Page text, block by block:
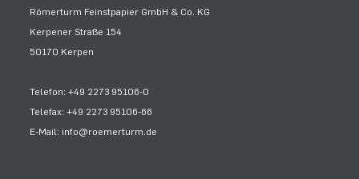
Römerturm Feinstpapier GmbH & Co. KG
Kerpener Straße 154
50170 Kerpen
Telefon: +49 2273 95106-0
Telefax: +49 2273 95106-66
E-Mail: info@roemerturm.de